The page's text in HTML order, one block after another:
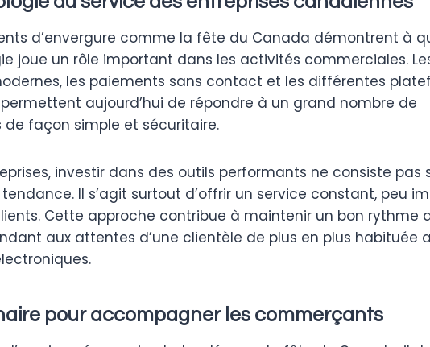
d’envergure comme la fête du Canada démontrent à
joue un rôle important dans les activités commerciales.
les paiements sans contact et les différentes
aujourd’hui de répondre à un grand nombre de
façon simple et sécuritaire.
investir dans des outils performants ne consiste pas
Il s’agit surtout d’offrir un service constant, peu
Cette approche contribue à maintenir un bon rythme
aux attentes d’une clientèle de plus en plus habituée
pour accompagner les commerçants